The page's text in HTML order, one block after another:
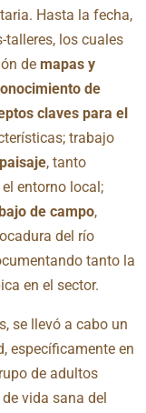
Hasta la fecha,
los cuales
de mapas y
de
claves para el
trabajo
, tanto
entorno local;
de campo,
del río
tanto la
en el sector.
se llevó a cabo un
específicamente en
de adultos
vida sana del